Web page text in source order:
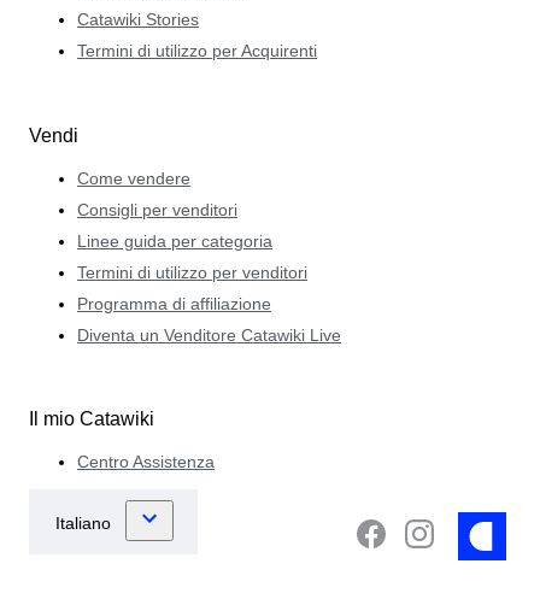
Catawiki Stories
Termini di utilizzo per Acquirenti
Vendi
Come vendere
Consigli per venditori
Linee guida per categoria
Termini di utilizzo per venditori
Programma di affiliazione
Diventa un Venditore Catawiki Live
Il mio Catawiki
Centro Assistenza